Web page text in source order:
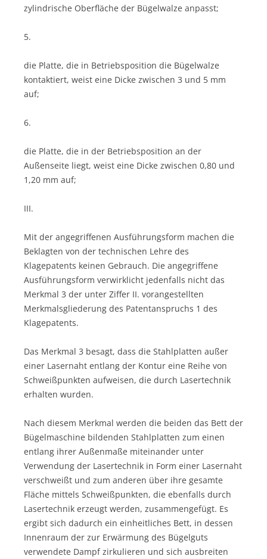
zylindrische Oberfläche der Bügelwalze anpasst;
5.
die Platte, die in Betriebsposition die Bügelwalze
kontaktiert, weist eine Dicke zwischen 3 und 5 mm
auf;
6.
die Platte, die in der Betriebsposition an der
Außenseite liegt, weist eine Dicke zwischen 0,80 und
1,20 mm auf;
III.
Mit der angegriffenen Ausführungsform machen die
Beklagten von der technischen Lehre des
Klagepatents keinen Gebrauch. Die angegriffene
Ausführungsform verwirklicht jedenfalls nicht das
Merkmal 3 der unter Ziffer II. vorangestellten
Merkmalsgliederung des Patentanspruchs 1 des
Klagepatents.
Das Merkmal 3 besagt, dass die Stahlplatten außer
einer Lasernaht entlang der Kontur eine Reihe von
Schweißpunkten aufweisen, die durch Lasertechnik
erhalten wurden.
Nach diesem Merkmal werden die beiden das Bett der
Bügelmaschine bildenden Stahlplatten zum einen
entlang ihrer Außenmaße miteinander unter
Verwendung der Lasertechnik in Form einer Lasernaht
verschweißt und zum anderen über ihre gesamte
Fläche mittels Schweißpunkten, die ebenfalls durch
Lasertechnik erzeugt werden, zusammengefügt. Es
ergibt sich dadurch ein einheitliches Bett, in dessen
Innenraum der zur Erwärmung des Bügelguts
verwendete Dampf zirkulieren und sich ausbreiten